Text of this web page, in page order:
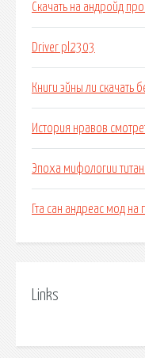
Скачать на андройд
Driver pl2303
Книги эйны ли скачать
История нравов
Эпоха мифологии
Гта сан андреас мод на
Links